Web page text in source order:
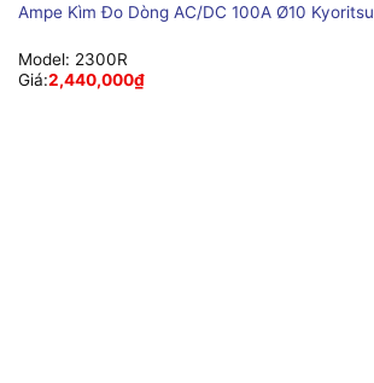
Ampe Kìm Đo Dòng AC/DC 100A Ø10
Model: 2300R
Giá:2,440,000₫